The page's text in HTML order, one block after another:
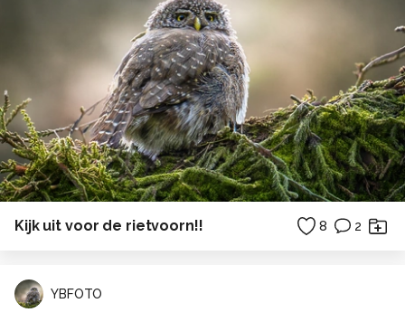
Kijk uit voor de rietvoorn!! 8 2
YBFOTO